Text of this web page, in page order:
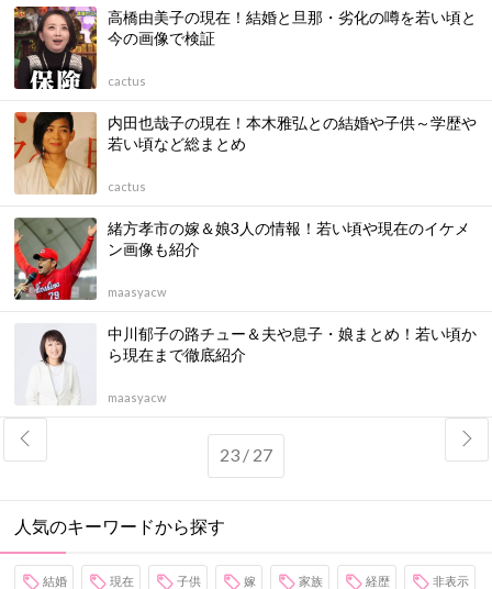
高橋由美子の現在！結婚と旦那・劣化の噂を若い頃と
今の画像で検証
cactus
内田也哉子の現在！本木雅弘との結婚や子供～学歴や
若い頃など総まとめ
cactus
緒方孝市の嫁＆娘3人の情報！若い頃や現在のイケメ
ン画像も紹介
maasyacw
中川郁子の路チュー＆夫や息子・娘まとめ！若い頃か
ら現在まで徹底紹介
maasyacw
23 / 27
人気のキーワードから探す
結婚 現在 子供 嫁 家族 経歴 非表示